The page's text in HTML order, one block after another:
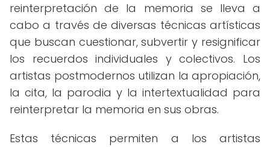
reinterpretación de la memoria se lleva a
cabo a través de diversas técnicas artísticas
que buscan cuestionar, subvertir y resignificar
los recuerdos individuales y colectivos. Los
artistas postmodernos utilizan la apropiación,
la cita, la parodia y la intertextualidad para
reinterpretar la memoria en sus obras.
Estas técnicas permiten a los artistas